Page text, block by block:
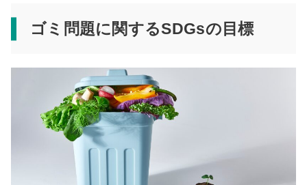
ゴミ問題に関するSDGsの目標